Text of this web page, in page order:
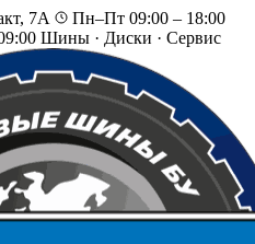
7А
Пн–Пт 09:00 – 18:00
Шины · Диски · Сервис